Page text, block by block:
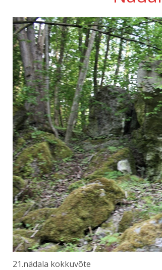
21.nädala kokkuvõte